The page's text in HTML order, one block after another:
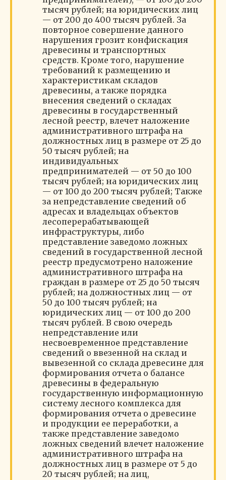
тысяч рублей; на юридических лиц
— от 200 до 400 тысяч рублей. За
повторное совершение данного
нарушения грозит конфискация
древесины и транспортных
средств. Кроме того, нарушение
требований к размещению и
характеристикам складов
древесины, а также порядка
внесения сведений о складах
древесины в государственный
лесной реестр, влечет наложение
административного штрафа на
должностных лиц в размере от 25 до
50 тысяч рублей; на
индивидуальных
предпринимателей — от 50 до 100
тысяч рублей; на юридических лиц
— от 100 до 200 тысяч рублей; Также
за непредставление сведений об
адресах и владельцах объектов
лесоперерабатывающей
инфраструктуры, либо
представление заведомо ложных
сведений в государственной лесной
реестр предусмотрено наложение
административного штрафа на
граждан в размере от 25 до 50 тысяч
рублей; на должностных лиц — от
50 до 100 тысяч рублей; на
юридических лиц — от 100 до 200
тысяч рублей. В свою очередь
непредставление или
несвоевременное представление
сведений о ввезенной на склад и
вывезенной со склада древесине для
формирования отчета о балансе
древесины в федеральную
государственную информационную
систему лесного комплекса для
формирования отчета о древесине
и продукции ее переработки, а
также представление заведомо
ложных сведений влечет наложение
административного штрафа на
должностных лиц в размере от 5 до
20 тысяч рублей; на лиц,